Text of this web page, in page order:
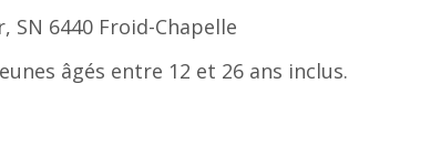
SN 6440 Froid-Chapelle
âgés entre 12 et 26 ans inclus.